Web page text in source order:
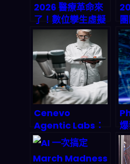
2026 醫療革命來
了！數位孿生虛擬
人體讓你提前看穿
疾病風險？
Cenevo
Agentic Labs：
AI代理革命如何重
塑2026年實驗室